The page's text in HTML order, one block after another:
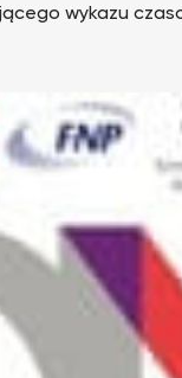
wykazu